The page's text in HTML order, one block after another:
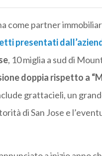
come partner
presentati
, 10 miglia a sud di
doppia rispetto a
grattacieli, un
di San Jose e